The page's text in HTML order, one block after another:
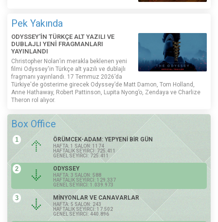
Pek Yakında
ODYSSEY'İN TÜRKÇE ALT YAZILI VE
DUBLAJLI YENİ FRAGMANLARI
YAYINLANDI
Christopher Nolan’ın merakla beklenen yeni
filmi Odyssey'in Türkçe alt yazılı ve dublajlı
fragmanı yayınlandı. 17 Temmuz 2026’da
Türkiye'de gösterime girecek Odyssey’de Matt Damon, Tom Holland,
Anne Hathaway, Robert Pattinson, Lupita Nyong’o, Zendaya ve Charlize
Theron rol alıyor.
Box Office
1 ÖRÜMCEK-ADAM: YEPYENİ BİR GÜN
HAFTA: 1 SALON: 1174
HAFTALIK SEYİRCİ: 725.411
GENEL SEYİRCİ: 725.411
2 ODYSSEY
HAFTA: 3 SALON: 588
HAFTALIK SEYİRCİ: 129.337
GENEL SEYİRCİ: 1.039.973
3 MİNYONLAR VE CANAVARLAR
HAFTA: 5 SALON: 243
HAFTALIK SEYİRCİ: 17.502
GENEL SEYİRCİ: 440.896